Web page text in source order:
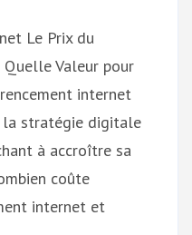
Le Prix du
Valeur pour
internet
stratégie digitale
à accroître sa
coûte
internet et